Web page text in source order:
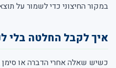
במקור החיצוני כדי לשמור על
איך לקבל החלטה בלי
כשיש שאלה אחרי הדברה או סימן